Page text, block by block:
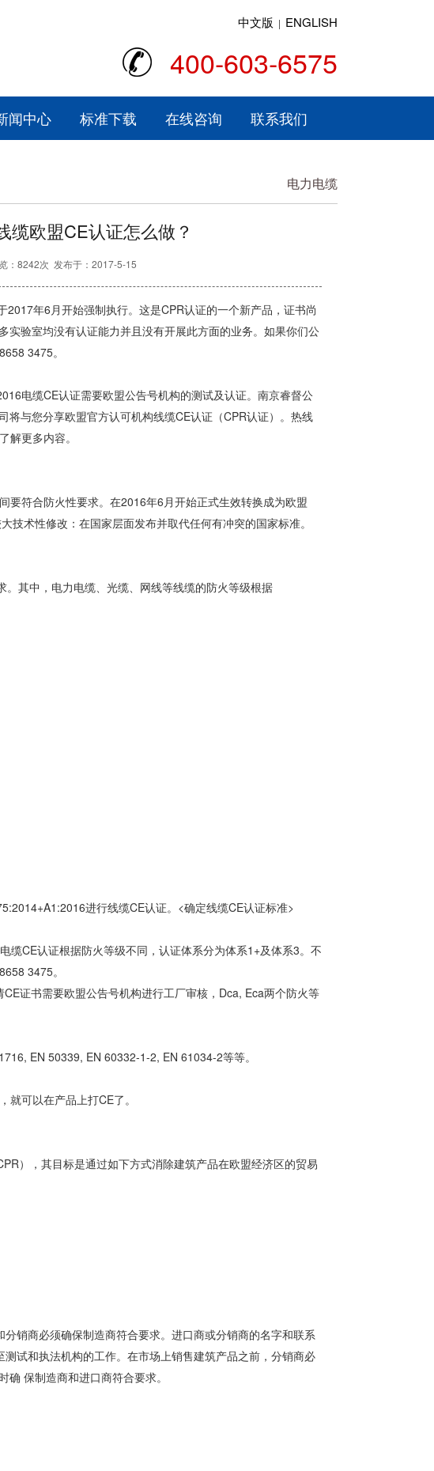
中文版 | ENGLISH
400-603-6575
闻中心 标准下载 在线咨询 联系我们
电力电缆
缆欧盟CE认证怎么做？
：8242次 发布于：2017-5-15
年6月开始强制执行。这是CPR认证的一个新产品，证书尚
验室均没有认证能力并且没有开展此方面的业务。如果你们公
3475。
电缆CE认证需要欧盟公告号机构的测试及认证。南京睿督公
与您分享欧盟官方认可机构线缆CE认证（CPR认证）。热线
更多内容。
要符合防火性要求。在2016年6月开始正式生效转换成为欧盟
术性修改：在国家层面发布并取代任何有冲突的国家标准。
其中，电力电缆、光缆、网线等线缆的防火等级根据
进行线缆CE认证。<确定线缆CE认证标准>
CE认证根据防火等级不同，认证体系分为体系1+及体系3。不
3475。
证书需要欧盟公告号机构进行工厂审核，Dca, Eca两个防火等
EN 50339, EN 60332-1-2, EN 61034-2等等。
可以在产品上打CE了。
），其目标是通过如下方式消除建筑产品在欧盟经济区的贸易
销商必须确保制造商符合要求。进口商或分销商的名字和联系
试和执法机构的工作。在市场上销售建筑产品之前，分销商必
保制造商和进口商符合要求。